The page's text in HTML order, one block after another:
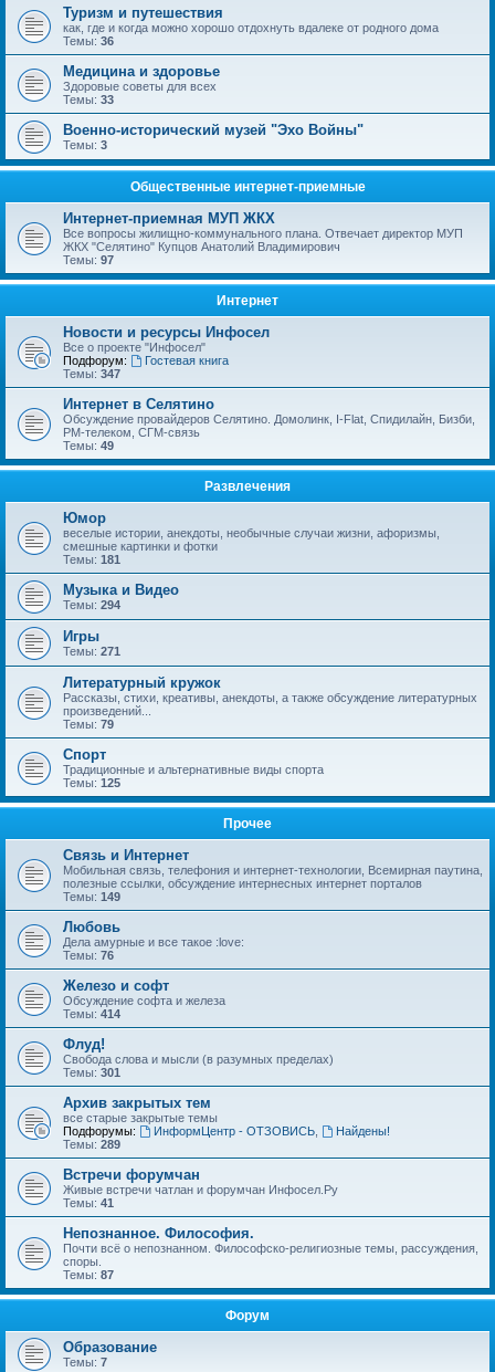
Туризм и путешествия
как, где и когда можно хорошо отдохнуть вдалеке от родного дома
Темы: 36
Медицина и здоровье
Здоровые советы для всех
Темы: 33
Военно-исторический музей "Эхо Войны"
Темы: 3
Общественные интернет-приемные
Интернет-приемная МУП ЖКХ
Все вопросы жилищно-коммунального плана. Отвечает директор МУП
ЖКХ "Селятино" Купцов Анатолий Владимирович
Темы: 97
Интернет
Новости и ресурсы Инфосел
Все о проекте "Инфосел"
Подфорум:
Гостевая книга
Темы: 347
Интернет в Селятино
Обсуждение провайдеров Селятино. Домолинк, I-Flat, Спидилайн, Бизби,
РМ-телеком, СГМ-связь
Темы: 49
Развлечения
Юмор
веселые истории, анекдоты, необычные случаи жизни, афоризмы,
смешные картинки и фотки
Темы: 181
Музыка и Видео
Темы: 294
Игры
Темы: 271
Литературный кружок
Рассказы, стихи, креативы, анекдоты, а также обсуждение литературных
произведений...
Темы: 79
Спорт
Традиционные и альтернативные виды спорта
Темы: 125
Прочее
Связь и Интернет
Мобильная связь, телефония и интернет-технологии, Всемирная паутина,
полезные ссылки, обсуждение интернесных интернет порталов
Темы: 149
Любовь
Дела амурные и все такое :love:
Темы: 76
Железо и софт
Обсуждение софта и железа
Темы: 414
Флуд!
Свобода слова и мысли (в разумных пределах)
Темы: 301
Архив закрытых тем
все старые закрытые темы
Подфорумы:
ИнформЦентр - ОТЗОВИСЬ,
Найдены!
Темы: 289
Встречи форумчан
Живые встречи чатлан и форумчан Инфосел.Ру
Темы: 41
Непознанное. Философия.
Почти всё о непознанном. Философско-религиозные темы, рассуждения,
споры.
Темы: 87
Форум
Образование
Темы: 7